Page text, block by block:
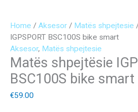
Home / Aksesor / Matës shpejtesie
IGPSPORT BSC100S bike smart
Aksesor, Matës shpejtesie
Matës shpejtësie
BSC100S bike smart
€59.00